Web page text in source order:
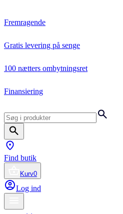
Fremragende
Gratis levering på senge
100 nætters ombytningsret
Finansiering
Find butik
Kurv0
Log ind